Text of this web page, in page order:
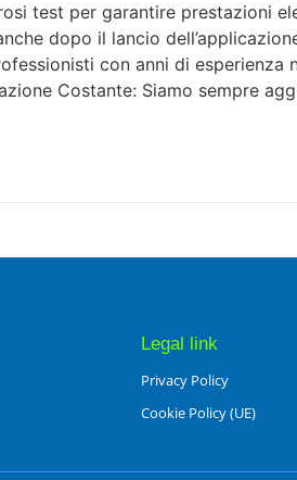
test per garantire prestazioni
dopo il lancio
con anni di
Costante: Siamo sempre
Legal link
Privacy Policy
Cookie Policy (UE)